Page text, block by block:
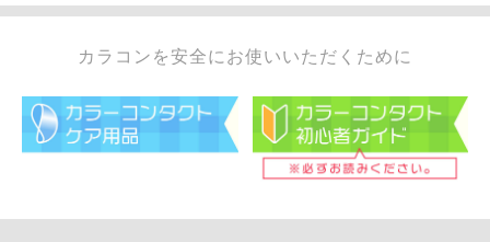
カラコンを安全にお使いいただくために